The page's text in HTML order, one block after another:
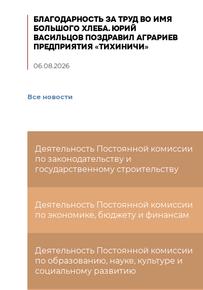
БЛАГОДАРНОСТЬ ЗА ТРУД ВО ИМЯ
БОЛЬШОГО ХЛЕБА. ЮРИЙ
ВАСИЛЬЦОВ ПОЗДРАВИЛ АГРАРИЕВ
ПРЕДПРИЯТИЯ «ТИХИНИЧИ»
06.08.2026
Все новости
Деятельность Постоянной комиссии
по законодательству и
государственному строительству
Деятельность Постоянной комиссии
по экономике, бюджету и финансам
Деятельность Постоянной комиссии
по образованию, науке, культуре и
социальному развитию